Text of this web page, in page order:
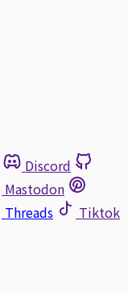
Discord
Mastodon
Threads
Tiktok